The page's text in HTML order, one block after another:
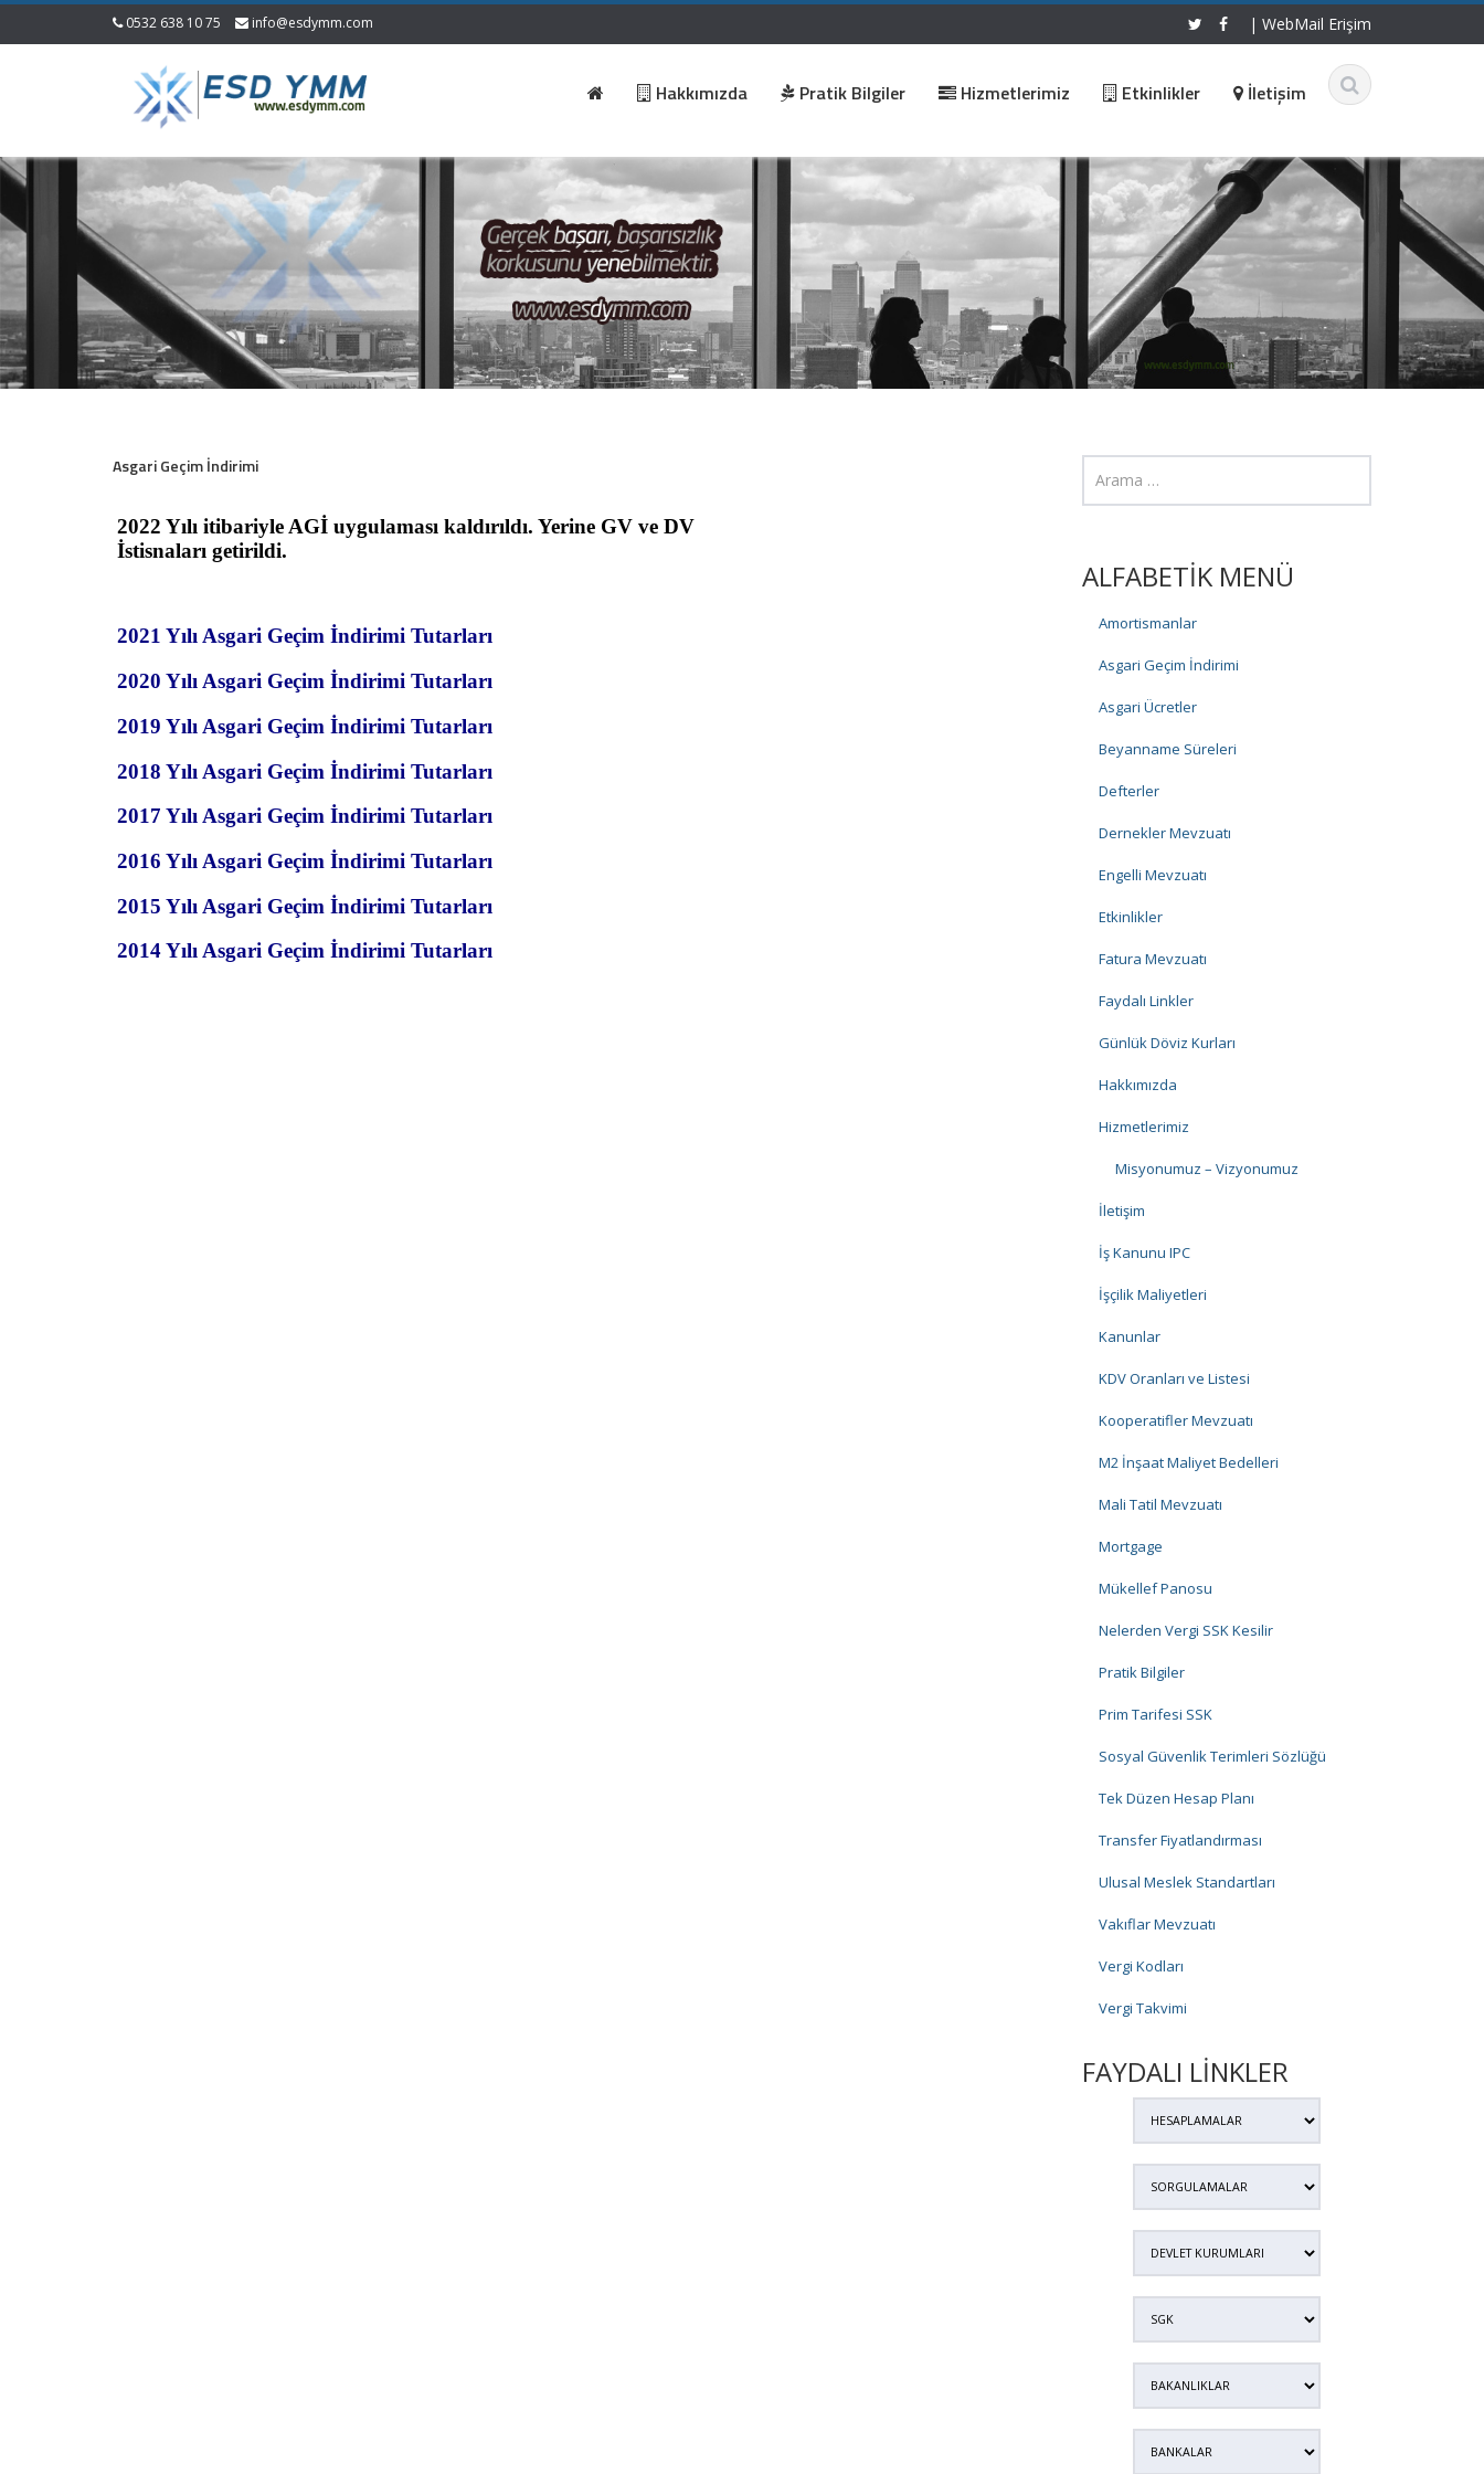
0532 638 10 75 info@esdymm.com | WebMail Erişim
Hakkımızda Pratik Bilgiler Hizmetlerimiz Etkinlikler İletişim
Asgari Geçim İndirimi
ALFABETİK MENÜ
Amortismanlar
Asgari Geçim İndirimi
Asgari Ücretler
Beyanname Süreleri
Defterler
Dernekler Mevzuatı
Engelli Mevzuatı
Etkinlikler
Fatura Mevzuatı
Faydalı Linkler
Günlük Döviz Kurları
Hakkımızda
Hizmetlerimiz
Misyonumuz – Vizyonumuz
İletişim
İş Kanunu IPC
İşçilik Maliyetleri
Kanunlar
KDV Oranları ve Listesi
Kooperatifler Mevzuatı
M2 İnşaat Maliyet Bedelleri
Mali Tatil Mevzuatı
Mortgage
Mükellef Panosu
Nelerden Vergi SSK Kesilir
Pratik Bilgiler
Prim Tarifesi SSK
Sosyal Güvenlik Terimleri Sözlüğü
Tek Düzen Hesap Planı
Transfer Fiyatlandırması
Ulusal Meslek Standartları
Vakıflar Mevzuatı
Vergi Kodları
Vergi Takvimi
FAYDALI LİNKLER